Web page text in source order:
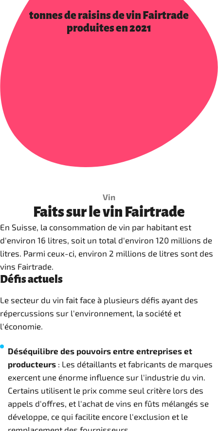
tonnes de raisins de vin Fairtrade
produites en 2021
Vin
Faits sur le vin Fairtrade
En Suisse, la consommation de vin par habitant est
d'environ 16 litres, soit un total d'environ 120 millions de
litres. Parmi ceux-ci, environ 2 millions de litres sont des
vins Fairtrade.
Défis actuels
Le secteur du vin fait face à plusieurs défis ayant des
répercussions sur l'environnement, la société et
l'économie.
Déséquilibre des pouvoirs entre entreprises et
producteurs : Les détaillants et fabricants de marques
exercent une énorme influence sur l'industrie du vin.
Certains utilisent le prix comme seul critère lors des
appels d'offres, et l'achat de vins en fûts mélangés se
développe, ce qui facilite encore l'exclusion et le